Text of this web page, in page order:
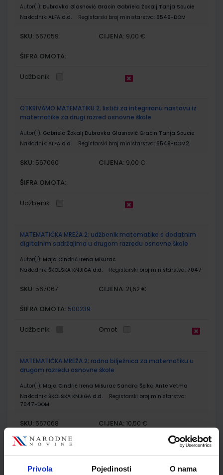
Privola Pojedinosti O nama
Autor(i): Dubravka Glasnović Gracin Gabriela Žokalj Tanja Soucie
Nakladnik: ALFA d.d. Registarski broj ministarstva: 6549-DOM
SKU: 567059 CIJENA: 9,00 €
ŠIFRA OMOTA:
Udžbenik
OTKRIVAMO MATEMATIKU 2; listići za integriranu nastavu iz
matematike za drugi razred osnovne škole
Autor(i): Gabriela Žokalj Dubravka Glasnović Gracin Tanja Soucie
Nakladnik: ALFA d.d. Registarski broj ministarstva: 6549-DOM2
SKU: 567060 CIJENA: 9,00 €
ŠIFRA OMOTA:
Udžbenik
MATEMATIČKA MREŽA 2; udžbenik matematike s dodatnim
digitalnim sadržajima u drugom razredu osnovne škole
Autor(i): Maja Cindrić Irena Mišurac
Nakladnik: ŠKOLSKA KNJIGA d.d. Registarski broj ministarstva: 7047
SKU: 567067 CIJENA: 21,62 €
ŠIFRA OMOTA: 500239
Udžbenik Omot
MATEMATIČKA MREŽA 2; radna bilježnica za matematiku u
drugom razredu osnovne škole
Autor(i): Maja Cindrić Irena Mišurac Sandra Špika Ante Vetma
Nakladnik: ŠKOLSKA KNJIGA d.d.
Registarski broj ministarstva:
7047-DOM
SKU: 567068 CIJENA: 10,50 €
ŠIFRA OMOTA: 500162
Udžbenik Omot